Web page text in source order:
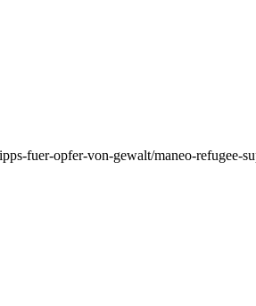
fuer-opfer-von-gewalt/maneo-refugee-